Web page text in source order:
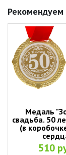
Рекомендуем
Медаль
свадьба. 50
(в
510